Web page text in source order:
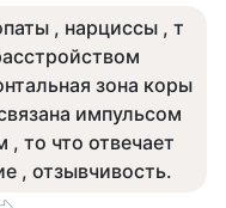
, нарциссы , т
зона коры
импульсом
то что отвечает
, отзывчивость.